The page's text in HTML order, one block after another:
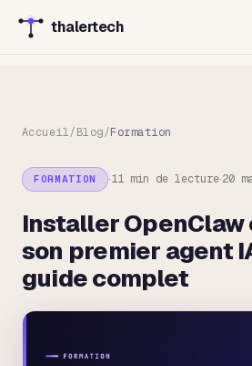
thalertech
Accueil/Blog/Formation
FORMATION ·11 min de lecture·20
Installer
son premier agent
guide complet